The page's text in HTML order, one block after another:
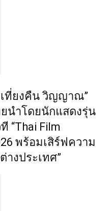
เที่ยงคืน วิญญาณ”
นำโดยนักแสดงรุ่น
“Thai Film
พร้อมเสิร์ฟความ
งประเทศ”